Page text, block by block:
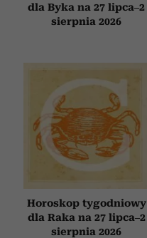
dla Byka na 27 lipca–2
sierpnia 2026
Horoskop tygodniowy
dla Raka na 27 lipca–2
sierpnia 2026